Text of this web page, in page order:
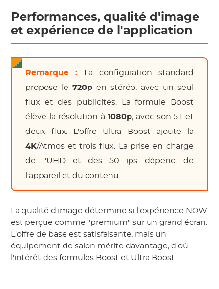
Performances, qualité d'image
et expérience de l'application
Remarque : La configuration standard
propose le720p en stéréo, avec un seul
flux et des publicités. La formule Boost
élève la résolution à 1080p, avec son 5.1 et
deux flux. L'offre Ultra Boost ajoute la
4K/Atmos et trois flux. La prise en charge
de l'UHD et des 50 ips dépend de
l'appareil et du contenu.
La qualité d'image détermine si l'expérience NOW
est perçue comme "premium" sur un grand écran.
L'offre de base est satisfaisante, mais un
équipement de salon mérite davantage, d'où
l'intérêt des formules Boost et Ultra Boost.